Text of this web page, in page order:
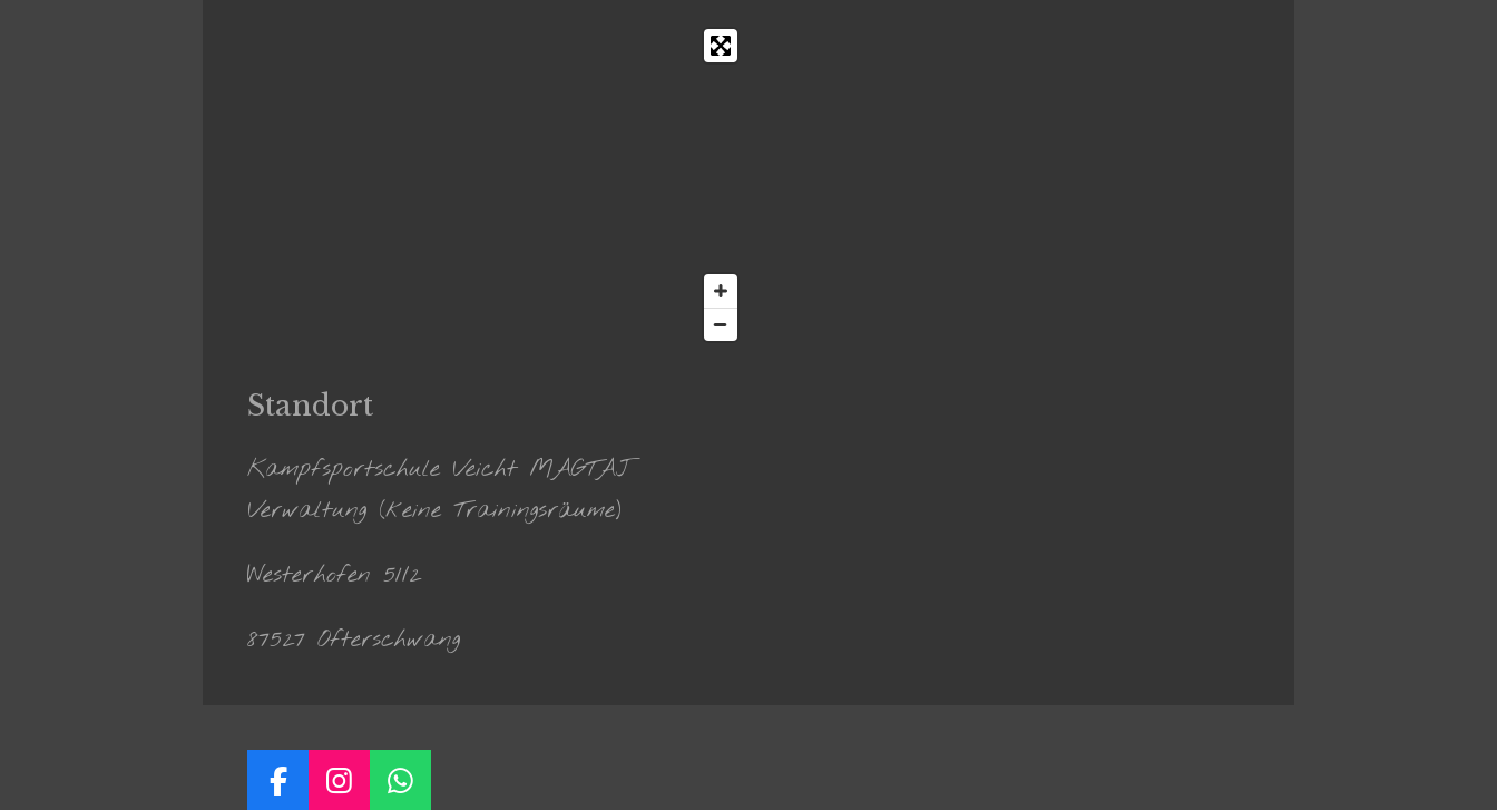
Standort
Kampfsportschule Veicht MAGTAJ
Verwaltung (keine Trainingsräume)
Westerhofen 51/2
87527 Ofterschwang
F
I
W